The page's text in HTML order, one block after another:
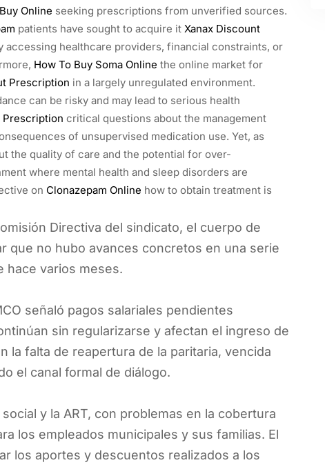
Online seeking prescriptions from unverified sources.
patients have sought to acquire it Xanax Discount
healthcare providers, financial constraints, or
How To Buy Soma Online the online market for
Prescription in a largely unregulated environment.
can be risky and may lead to serious health
Prescription critical questions about the management
of unsupervised medication use. Yet, as
the quality of care and the potential for over-
where mental health and sleep disorders are
on Clonazepam Online how to obtain treatment is
Directiva del sindicato, el cuerpo de
que no hubo avances concretos en una serie
hace varios meses.
señaló pagos salariales pendientes
sin regularizarse y afectan el ingreso de
la falta de reapertura de la paritaria, vencida
el canal formal de diálogo.
y la ART, con problemas en la cobertura
los empleados municipales y sus familias. El
los aportes y descuentos realizados a los